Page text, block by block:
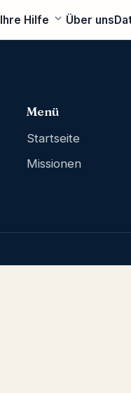
Ihre Hilfe Über uns
Menü
Startseite
Missionen